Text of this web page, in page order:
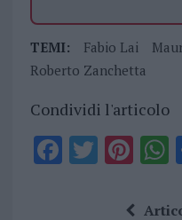
TEMI: Fabio Lai
Roberto Zanchetta
Condividi l'articolo
F T Pi
te